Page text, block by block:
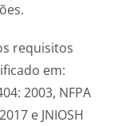
requisitos
em:
2003, NFPA
e JNIOSH